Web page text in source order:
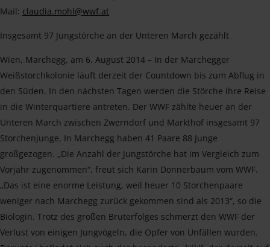
Mail: claudia.mohl@wwf.at
Insgesamt 97 Jungstörche an der Unteren March gezählt
Wien, Marchegg, am 6. August 2014 – In der Marchegger
Weißstorchkolonie läuft derzeit der Countdown bis zum Abflug in
den Süden. In den nächsten Tagen werden die Störche ihre Reise
in die Winterquartiere antreten. Der WWF zählte heuer an der
Unteren March zwischen Zwerndorf und Markthof insgesamt 97
Storchenjunge. In Marchegg haben 41 Paare 88 Junge
großgezogen. „Die Anzahl der Jungstörche hat im Vergleich zum
Vorjahr zugenommen“, freut sich Karin Donnerbaum vom WWF.
„Das ist eine enorme Leistung, weil heuer 10 Storchenpaare
weniger nach Marchegg zurück gekommen sind als 2013“, so die
Biologin. Trotz des großen Bruterfolges schmerzt den WWF der
Verlust von einigen Jungvögeln, die Opfer von Unfällen wurden.